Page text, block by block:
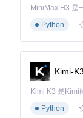
开始使用
首先确保你的
行以下命令来初
yarn install
Python
Kimi-K3
Python